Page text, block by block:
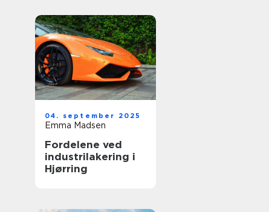
04. september 2025
Emma Madsen
Fordelene ved
industrilakering i
Hjørring